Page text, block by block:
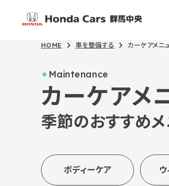
HOME 車を整備する カーケアメニ
Maintenance
カーケアメ
季節のおすすめメ
ボディーケア